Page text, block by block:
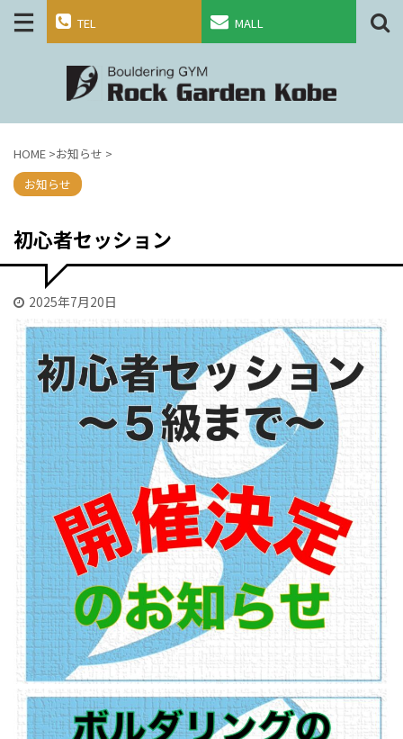
TEL MALL
HOME >お知らせ >
お知らせ
初心者セッション
2025年7月20日